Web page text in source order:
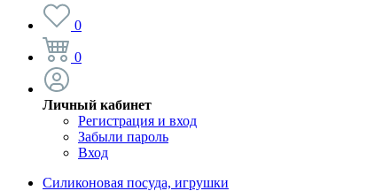
0
0
Личный кабинет
Регистрация и вход
Забыли пароль
Вход
Силиконовая посуда, игрушки